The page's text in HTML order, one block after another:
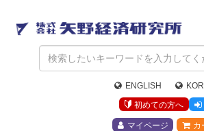
矢
野
経
済
研
究
所
ENGLISH
初めての方へ
マイページ カ